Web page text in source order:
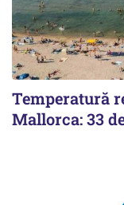
Temperatură
Mallorca: 33